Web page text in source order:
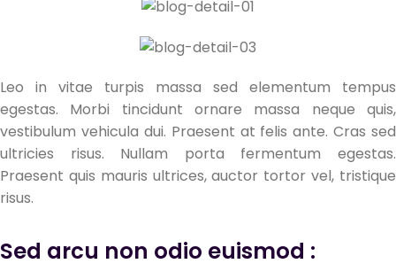
Leo in vitae turpis massa sed elementum tempus
egestas. Morbi tincidunt ornare massa neque quis,
vestibulum vehicula dui. Praesent at felis ante. Cras sed
ultricies risus. Nullam porta fermentum egestas.
Praesent quis mauris ultrices, auctor tortor vel, tristique
risus.
Sed arcu non odio euismod :